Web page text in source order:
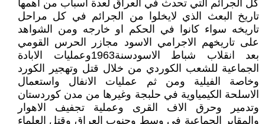
كل الجرائم التي تحدث في العراق لعدة اسباب من اهمها
تاريخ البعث الذي لايخلوا من الجرائم في كل مراحل
تاريخه سواء كانوا في الحكم او خارجه ومن الشواهد
على تاريخهم الاجرامي الاسود مجازر الحرس القومي
بعد انقلاب شباط الاسودسنة1963وعمليات الابادة
الجماعية للشعب الكوردي من خلال قتل وتهجير الكورد
وخاصة الفيلية ومن ثم عمليات الانفال واستعمال
الاسلحة الكيمياوية في حلبجة وغيرها من مدن كوردستان
وتدمير وحرق الاف القرى وعملية تجفيف الاهوار
والمقابر الجماعية في وسط وجنوب العراق وقتل العلماء